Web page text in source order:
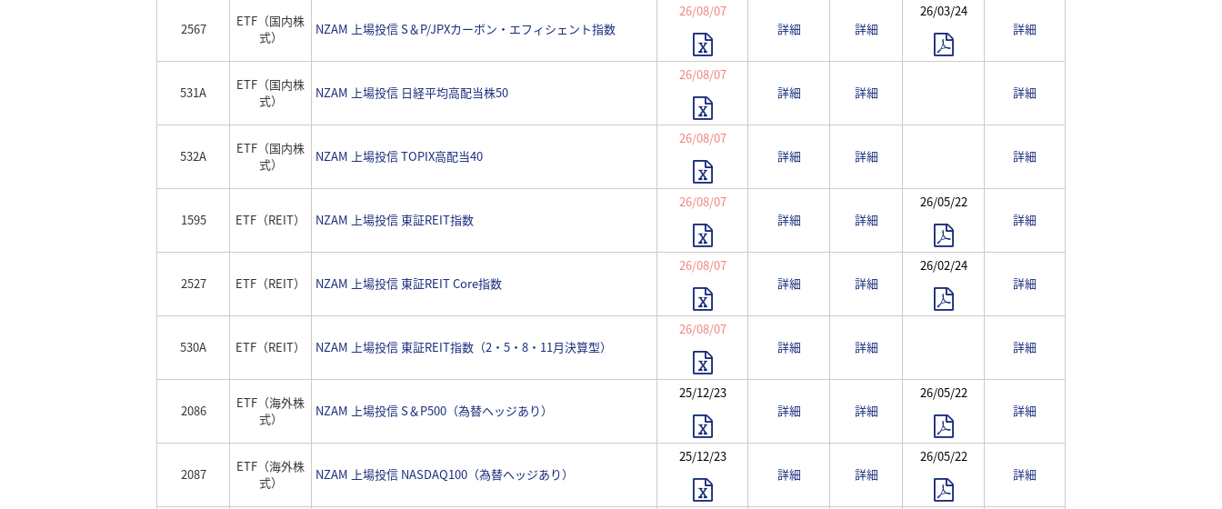
2567
ETF（国内株
式）
NZAM 上場投信 S＆P/JPXカーボン・エフィシェント指数
26/08/07
詳細
詳細
26/03/24
詳細
531A
ETF（国内株
式）
NZAM 上場投信 日経平均高配当株50
26/08/07
詳細
詳細 詳細
532A
ETF（国内株
式）
NZAM 上場投信 TOPIX高配当40
26/08/07
詳細
詳細 詳細
1595 ETF（REIT） NZAM 上場投信 東証REIT指数
26/08/07
詳細
詳細
26/05/22
詳細
2527 ETF（REIT） NZAM 上場投信 東証REIT Core指数
26/08/07
詳細
詳細
26/02/24
詳細
530A ETF（REIT） NZAM 上場投信 東証REIT指数（2・5・8・11月決算型）
26/08/07
詳細
詳細 詳細
2086
ETF（海外株
式）
NZAM 上場投信 S＆P500（為替ヘッジあり）
25/12/23
詳細
詳細
26/05/22
詳細
2087
ETF（海外株
式）
NZAM 上場投信 NASDAQ100（為替ヘッジあり）
25/12/23
詳細
詳細
26/05/22
詳細